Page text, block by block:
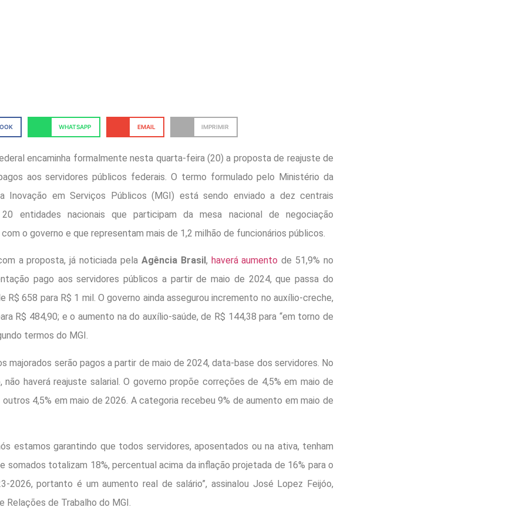
WHATSAPP EMAIL IMPRIMIR
encaminha formalmente nesta quarta-feira (20) a proposta de reajuste de
aos servidores públicos federais. O termo formulado pelo Ministério da
Inovação em Serviços Públicos (MGI) está sendo enviado a dez centrais
entidades nacionais que participam da mesa nacional de negociação
o governo e que representam mais de 1,2 milhão de funcionários públicos.
a proposta, já noticiada pela Agência Brasil , haverá aumentode 51,9% no
pago aos servidores públicos a partir de maio de 2024, que passa do
R$ 658 para R$ 1 mil. O governo ainda assegurou incremento no auxílio-creche,
R$ 484,90; e o aumento na do auxílio-saúde, de R$ 144,38 para “em torno de
termos do MGI.
majorados serão pagos a partir de maio de 2024, data-base dos servidores. No
não haverá reajuste salarial. O governo propõe correções de 4,5% em maio de
4,5% em maio de 2026. A categoria recebeu 9% de aumento em maio de
estamos garantindo que todos servidores, aposentados ou na ativa, tenham
somados totalizam 18%, percentual acima da inflação projetada de 16% para o
2026, portanto é um aumento real de salário”, assinalou José Lopez Feijóo,
Relações de Trabalho do MGI.